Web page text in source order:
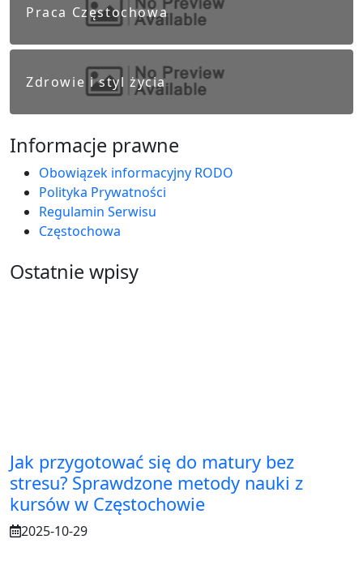
Praca Częstochowa
Zdrowie i styl życia
Informacje prawne
Obowiązek informacyjny RODO
Polityka Prywatności
Regulamin Serwisu
Częstochowa
Ostatnie wpisy
Jak przygotować się do matury bez
stresu? Sprawdzone metody nauki z
kursów w Częstochowie
2025-10-29